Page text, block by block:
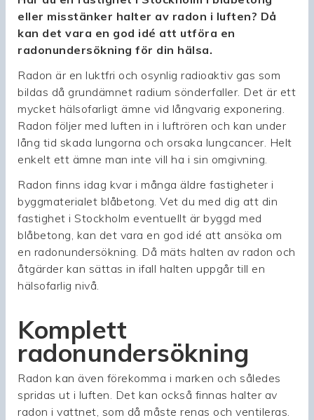
eller misstänker halter av radon i luften? Då
kan det vara en god idé att utföra en
radonundersökning för din hälsa.
Radon är en luktfri och osynlig radioaktiv gas som
bildas då grundämnet radium sönderfaller. Det är ett
mycket hälsofarligt ämne vid långvarig exponering.
Radon följer med luften in i luftrören och kan under
lång tid skada lungorna och orsaka lungcancer. Helt
enkelt ett ämne man inte vill ha i sin omgivning.
Radon finns idag kvar i många äldre fastigheter i
byggmaterialet blåbetong. Vet du med dig att din
fastighet i Stockholm eventuellt är byggd med
blåbetong, kan det vara en god idé att ansöka om
en radonundersökning. Då mäts halten av radon och
åtgärder kan sättas in ifall halten uppgår till en
hälsofarlig nivå.
Komplett
radonundersökning
Radon kan även förekomma i marken och således
spridas ut i luften. Det kan också finnas halter av
radon i vattnet, som då måste renas och ventileras.